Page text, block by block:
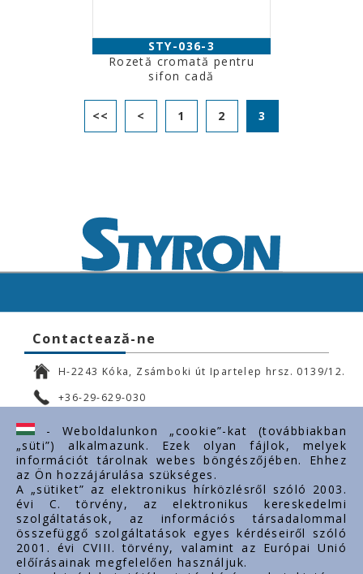
STY-036-3
Rozetă cromată pentru
sifon cadă
<< < 1 2 3
Contactează-ne
H-2243 Kóka, Zsámboki út Ipartelep hrsz. 0139/12.
+36-29-629-030
ertekesites@styron.hu
export@styron.hu
www.styron.hu
Linkuri importante
- Weboldalunkon „cookie”-kat (továbbiakban
„süti”) alkalmazunk. Ezek olyan fájlok, melyek
információt tárolnak webes böngészőjében. Ehhez
az Ön hozzájárulása szükséges.
A „sütiket” az elektronikus hírközlésről szóló 2003.
évi C. törvény, az elektronikus kereskedelmi
szolgáltatások, az információs társadalommal
összefüggő szolgáltatások egyes kérdéseiről szóló
2001. évi CVIII. törvény, valamint az Európai Unió
előírásainak megfelelően használjuk.